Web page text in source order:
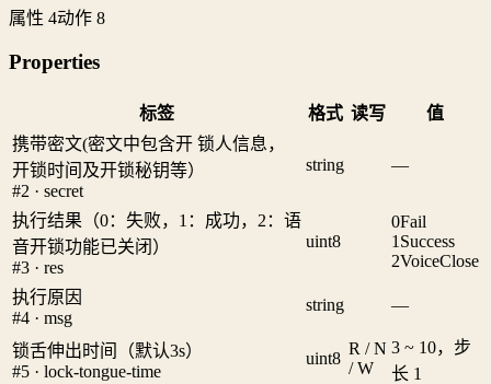
属性 4动作 8
Properties
标签 格式 读写
值
携带密文(密文中包含开 锁人信息，
开锁时间及开锁秘钥等）
#2 · secret
string —
执行结果（0：失败，1：成功，2：语
音开锁功能已关闭）
#3 · res
uint8
0Fail
1 Success
2VoiceClose
执行原因
#4 · msg
string —
锁舌伸出时间（默认3s）
#5 · lock-tongue-time
uint8
R / N
/ W
3 ~ 10，步
长 1